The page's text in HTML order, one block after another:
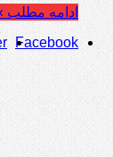
ادامه مطلب
Facebook